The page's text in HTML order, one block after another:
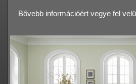
Bővebb információért vegye fel